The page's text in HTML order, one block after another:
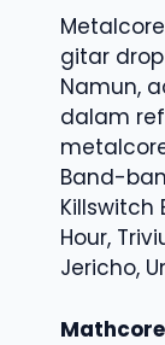
gitar
Namun,
dalam
Band-
Killswitch
Hour,
Jericho,
Mathcore